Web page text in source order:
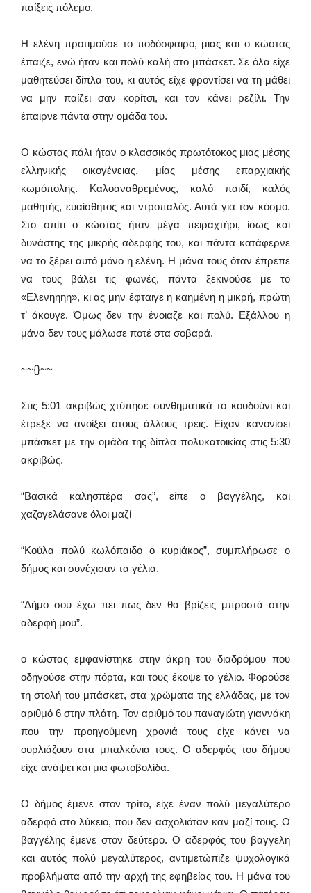
παίξεις πόλεμο.
Η ελένη προτιμούσε το ποδόσφαιρο, μιας και ο κώστας
έπαιζε, ενώ ήταν και πολύ καλή στο μπάσκετ. Σε όλα είχε
μαθητεύσει δίπλα του, κι αυτός είχε φροντίσει να τη μάθει
να μην παίζει σαν κορίτσι, και τον κάνει ρεζίλι. Την
έπαιρνε πάντα στην ομάδα του.
Ο κώστας πάλι ήταν ο κλασσικός πρωτότοκος μιας μέσης
ελληνικής οικογένειας, μίας μέσης επαρχιακής
κωμόπολης. Καλοαναθρεμένος, καλό παιδί, καλός
μαθητής, ευαίσθητος και ντροπαλός. Αυτά για τον κόσμο.
Στο σπίτι ο κώστας ήταν μέγα πειραχτήρι, ίσως και
δυνάστης της μικρής αδερφής του, και πάντα κατάφερνε
να το ξέρει αυτό μόνο η ελένη. Η μάνα τους όταν έπρεπε
να τους βάλει τις φωνές, πάντα ξεκινούσε με το
«Eλενηηηη», κι ας μην έφταιγε η καημένη η μικρή, πρώτη
τ’ άκουγε. Όμως δεν την ένοιαζε και πολύ. Εξάλλου η
μάνα δεν τους μάλωσε ποτέ στα σοβαρά.
~~{}~~
Στις 5:01 ακριβώς χτύπησε συνθηματικά το κουδούνι και
έτρεξε να ανοίξει στους άλλους τρεις. Είχαν κανονίσει
μπάσκετ με την ομάδα της δίπλα πολυκατοικίας στις 5:30
ακριβώς.
“Βασικά καλησπέρα σας”, είπε ο βαγγέλης, και
χαζογελάσανε όλοι μαζί
“Κούλα πολύ κωλόπαιδο ο κυριάκος”, συμπλήρωσε ο
δήμος και συνέχισαν τα γέλια.
“Δήμο σου έχω πει πως δεν θα βρίζεις μπροστά στην
αδερφή μου”.
ο κώστας εμφανίστηκε στην άκρη του διαδρόμου που
οδηγούσε στην πόρτα, και τους έκοψε το γέλιο. Φορούσε
τη στολή του μπάσκετ, στα χρώματα της ελλάδας, με τον
αριθμό 6 στην πλάτη. Τον αριθμό του παναγιώτη γιαννάκη
που την προηγούμενη χρονιά τους είχε κάνει να
ουρλιάζουν στα μπαλκόνια τους. Ο αδερφός του δήμου
είχε ανάψει και μια φωτοβολίδα.
Ο δήμος έμενε στον τρίτο, είχε έναν πολύ μεγαλύτερο
αδερφό στο λύκειο, που δεν ασχολιόταν καν μαζί τους. Ο
βαγγέλης έμενε στον δεύτερο. Ο αδερφός του βαγγελη
και αυτός πολύ μεγαλύτερος, αντιμετώπιζε ψυχολογικά
προβλήματα από την αρχή της εφηβείας του. Η μάνα του